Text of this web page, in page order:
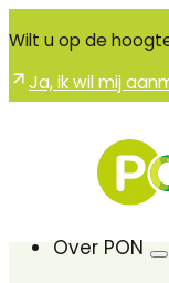
Wilt u op de
Ja, ik wil mij
Over PON